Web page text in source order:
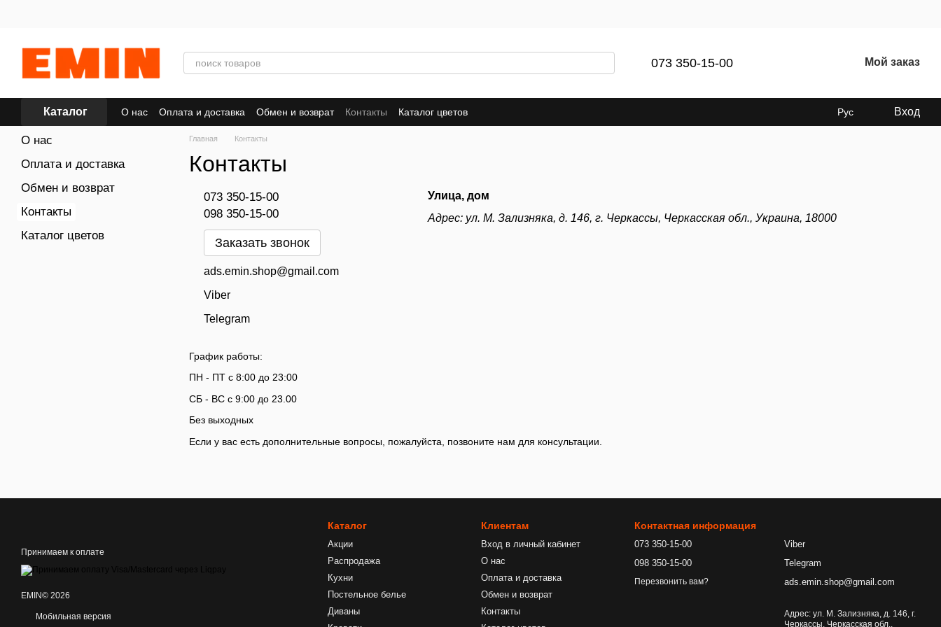
073 350-15-00 Мой заказ
Каталог О нас Оплата и доставка Обмен и возврат Контакты Каталог цветов Рус Вход
Главная Контакты
Контакты
073 350-15-00
098 350-15-00
Заказать звонок
ads.emin.shop@gmail.com
Viber
Telegram
Улица, дом
Адрес: ул. М. Зализняка, д. 146, г. Черкассы, Черкасская обл., Украина, 18000
График работы:
ПН - ПТ с 8:00 до 23:00
СБ - ВС с 9:00 до 23.00
Без выходных
Если у вас есть дополнительные вопросы, пожалуйста, позвоните нам для консультации.
О нас
Оплата и доставка
Обмен и возврат
Контакты
Каталог цветов
Принимаем к оплате
EMIN© 2026
Мобильная версия
Каталог
Акции
Распродажа
Кухни
Постельное белье
Диваны
Клиентам
Вход в личный кабинет
О нас
Оплата и доставка
Обмен и возврат
Контакты
Контактная информация
073 350-15-00
098 350-15-00
Перезвонить вам?
Viber
Telegram
ads.emin.shop@gmail.com
Адрес: ул. М. Зализняка, д. 146, г.
Черкассы, Черкасская обл.,